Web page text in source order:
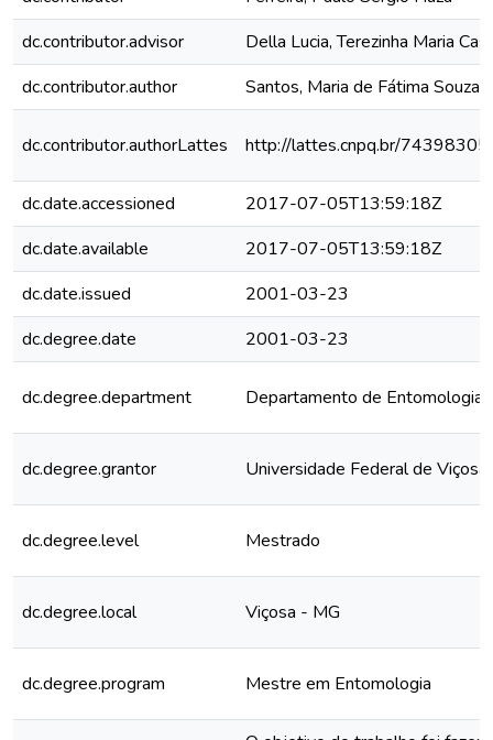
dc.contributor.advisor
Della Lucia, Terezinha Maria
dc.contributor.author
Santos, Maria de Fátima Souza
dc.contributor.authorLattes http://lattes.cnpq.br/
dc.date.accessioned
2017-07-05T13:59:18Z
dc.date.available
2017-07-05T13:59:18Z
dc.date.issued
2001-03-23
dc.degree.date
2001-03-23
dc.degree.department Departamento de Entomologia
dc.degree.grantor Universidade Federal de Viçosa
dc.degree.level Mestrado
dc.degree.local Viçosa - MG
dc.degree.program Mestre em Entomologia